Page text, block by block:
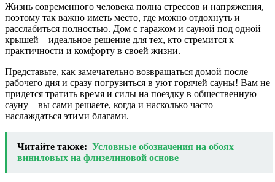
Жизнь современного человека полна стрессов и напряжения,
поэтому так важно иметь место, где можно отдохнуть и
расслабиться полностью. Дом с гаражом и сауной под одной
крышей – идеальное решение для тех, кто стремится к
практичности и комфорту в своей жизни.
Представьте, как замечательно возвращаться домой после
рабочего дня и сразу погрузиться в уют горячей сауны! Вам не
придется тратить время и силы на поездку в общественную
сауну – вы сами решаете, когда и насколько часто
наслаждаться этими благами.
Читайте также: Условные обозначения на обоях
виниловых на флизелиновой основе